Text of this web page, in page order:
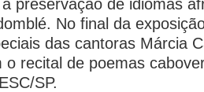
preservação de idiomas
No final da
das cantoras Márcia
o recital de poemas
SP.